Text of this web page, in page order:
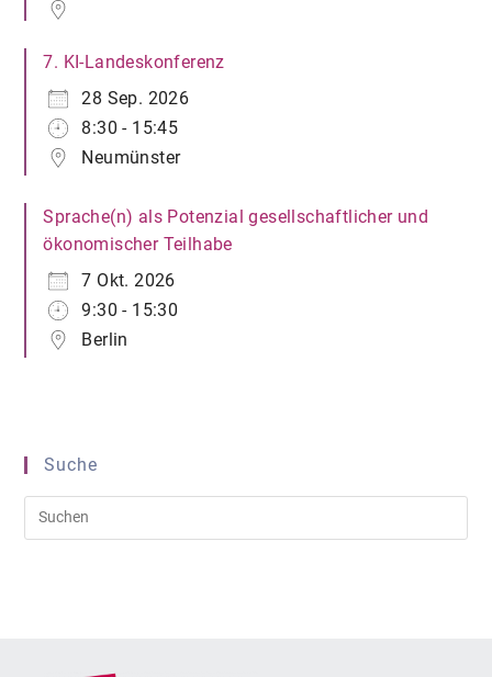
7. KI-Landeskonferenz
28 Sep. 2026
8:30 - 15:45
Neumünster
Sprache(n) als Potenzial gesellschaftlicher und
ökonomischer Teilhabe
7 Okt. 2026
9:30 - 15:30
Berlin
Suche